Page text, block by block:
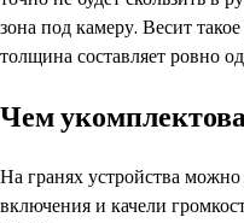
зона под камеру. Весит
толщина составляет ровно
Чем
На гранях устройства
включения и качели